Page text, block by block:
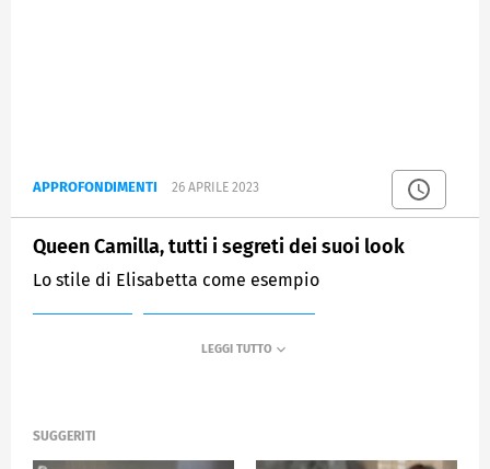
APPROFONDIMENTI 26 APRILE 2023
Queen Camilla, tutti i segreti dei suoi look
Lo stile di Elisabetta come esempio
SUGGERITI